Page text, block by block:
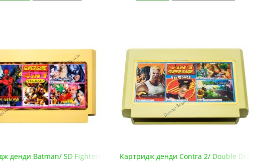
денди Batman/ SD Fighter/ Spiderman/ Street Fighter
Картридж денди Contra 2/ Double